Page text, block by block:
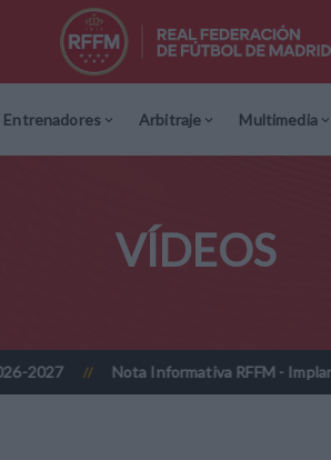
Entrenadores Arbitraje Multimedia
VÍDEOS
Nota Informativa RFFM - Implantación